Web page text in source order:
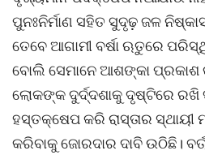
ପୁନଃନିର୍ମାଣ ସହିତ ସୁଦୃଢ଼ ଜଳ
ତେବେ ଆଗାମୀ ବର୍ଷା ଋତୁରେ
ବୋଲି ସେମାନେ ଆଶଙ୍କା ପ୍ରକାଶ
ଲୋକଙ୍କ ଦୁର୍ଦ୍ଦଶାକୁ ଦୃଷ୍ଟିରେ
ହସ୍ତକ୍ଷେପ କରି ରାସ୍ତାର ସ୍ଥାୟୀ
କରିବାକୁ ଜୋରଦାର ଦାବି ଉଠିଛି।